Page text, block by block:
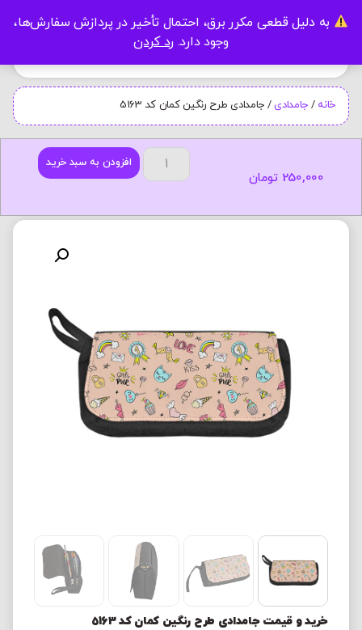
به دلیل قطعی مکرر برق، احتمال تأخیر در پردازش سفارش‌ها،
وجود دارد. رد کردن
خانه / جامدادی / جامدادی طرح رنگین کمان کد 5163
افزودن به سبد خرید
250,000 تومان
خرید و قیمت جامدادی طرح رنگین کمان کد 5163